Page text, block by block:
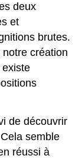
deux
et
brutes.
création
de découvrir
semble
réussi à